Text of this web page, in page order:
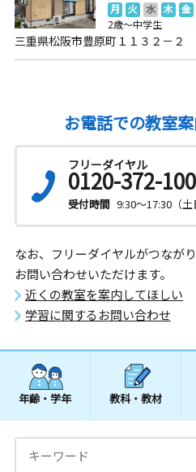
月 火 水 木 金
2歳～中学生
三重県松阪市豊原町１１３２－２
お電話での教室
フリーダイヤル
0120-372-100
受付時間 9:30～17:30（土
なお、フリーダイヤルがつなが
お問い合わせいただけます。
近くの教室を案内してほしい
学習に関するお問い合わせ
年齢・学年 教科・教材